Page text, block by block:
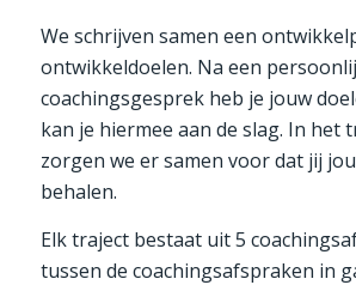
We schrijven samen een
ontwikkeldoelen. Na een
coachingsgesprek heb je jouw
kan je hiermee aan de slag. In het
zorgen we er samen voor dat jij
behalen.
Elk traject bestaat uit 5
tussen de coachingsafspraken in